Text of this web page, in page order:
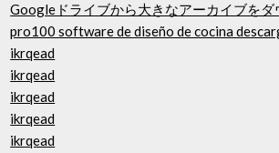
Googleドライブから大きなアーカイブを
pro100 software de diseño de cocina
ikrqead
ikrqead
ikrqead
ikrqead
ikrqead